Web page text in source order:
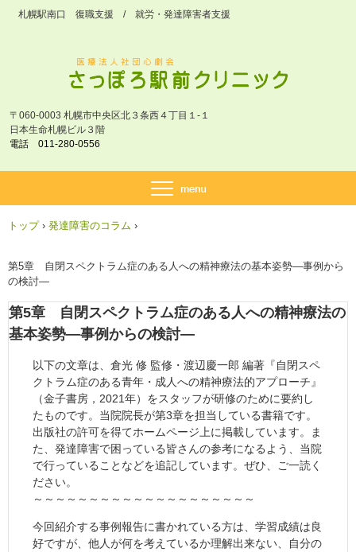
札幌駅南口 復職支援 / 就労・発達障害者支援
〒060-0003 札幌市中央区北３条西４丁目１-１
日本生命札幌ビル３階
電話 011-280-0556
トップ › 発達障害のコラム ›
第5章 自閉スペクトラム症のある人への精神療法の基本姿勢―事例から
の検討―
第5章 自閉スペクトラム症のある人への精神療法の
基本姿勢―事例からの検討―
以下の文章は、倉光 修 監修・渡辺慶一郎 編著『自閉スペ
クトラム症のある青年・成人への精神療法的アプローチ』
（金子書房，2021年）をスタッフが研修のために要約し
たものです。当院院長が第3章を担当している書籍です。
出版社の許可を得てホームページ上に掲載しています。ま
た、発達障害で困っている皆さんの参考になるよう、当院
で行っていることなどを追記しています。ぜひ、ご一読く
ださい。
～～～～～～～～～～～～～～～～～～～～
今回紹介する事例報告に書かれている方は、学習成績は良
好ですが、他人が何を考えているか理解出来ない、自分の